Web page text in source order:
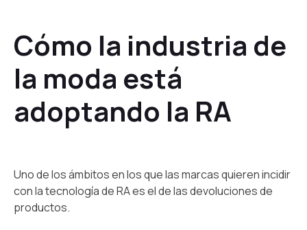
Cómo la industria de
la moda está
adoptando la RA
Uno de los ámbitos en los que las marcas quieren incidir
con la tecnología de RA es el de las devoluciones de
productos.